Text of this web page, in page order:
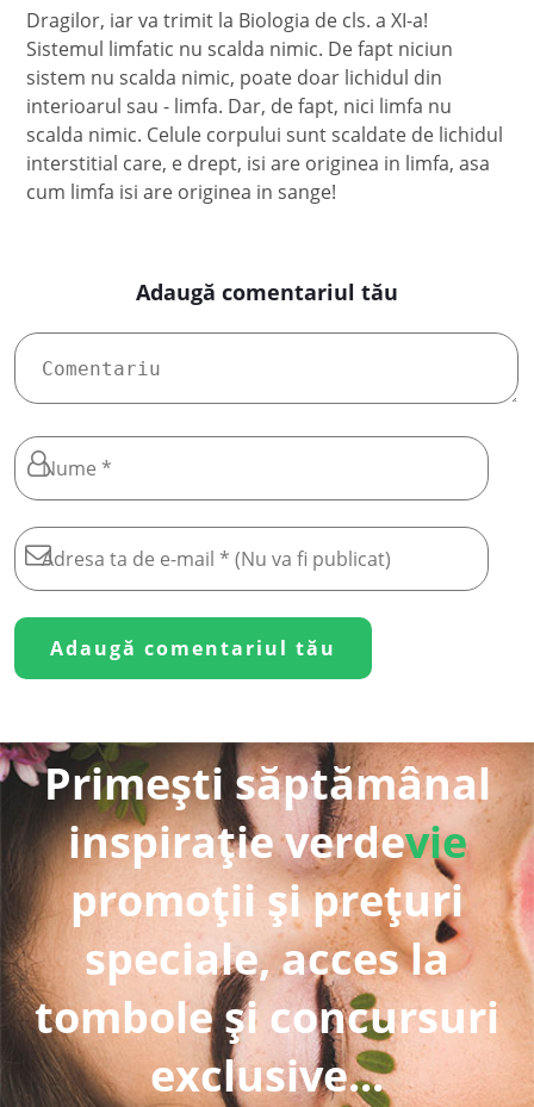
Dragilor, iar va trimit la Biologia de cls. a XI-a!
Sistemul limfatic nu scalda nimic. De fapt niciun
sistem nu scalda nimic, poate doar lichidul din
interioarul sau - limfa. Dar, de fapt, nici limfa nu
scalda nimic. Celule corpului sunt scaldate de lichidul
interstitial care, e drept, isi are originea in limfa, asa
cum limfa isi are originea in sange!
Adaugă comentariul tău
Primești săptămânal
inspirație verdevie
promoții și prețuri
speciale, acces la
tombole și concursuri
exclusive...